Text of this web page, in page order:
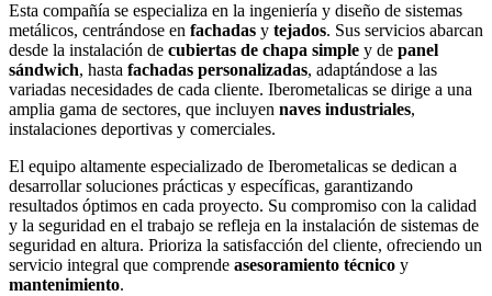
Esta compañía se especializa en la ingeniería y diseño de sistemas
metálicos, centrándose en fachadas y tejados. Sus servicios abarcan
desde la instalación de cubiertas de chapa simple y de panel
sándwich, hasta fachadas personalizadas, adaptándose a las
variadas necesidades de cada cliente. Iberometalicas se dirige a una
amplia gama de sectores, que incluyen naves industriales,
instalaciones deportivas y comerciales.
El equipo altamente especializado de Iberometalicas se dedican a
desarrollar soluciones prácticas y específicas, garantizando
resultados óptimos en cada proyecto. Su compromiso con la calidad
y la seguridad en el trabajo se refleja en la instalación de sistemas de
seguridad en altura. Prioriza la satisfacción del cliente, ofreciendo un
servicio integral que comprende asesoramiento técnico y
mantenimiento.